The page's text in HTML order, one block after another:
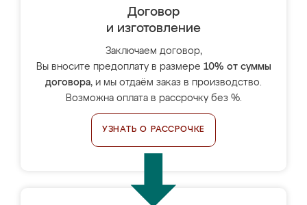
Договор
и изготовление
Заключаем договор,
Вы вносите предоплату в размере 10% от суммы
договора, и мы отдаём заказ в производство.
Возможна оплата в рассрочку без %.
УЗНАТЬ О РАССРОЧКЕ